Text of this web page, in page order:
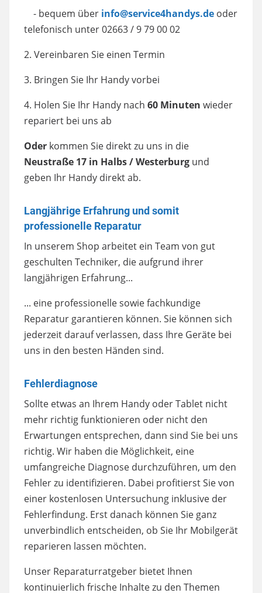
- bequem über info@service4handys.de oder
telefonisch unter 02663 / 9 79 00 02
2. Vereinbaren Sie einen Termin
3. Bringen Sie Ihr Handy vorbei
4. Holen Sie Ihr Handy nach 60 Minuten wieder
repariert bei uns ab
Oder kommen Sie direkt zu uns in die
Neustraße 17 in Halbs / Westerburg und
geben Ihr Handy direkt ab.
Langjährige Erfahrung und somit
professionelle Reparatur
In unserem Shop arbeitet ein Team von gut
geschulten Techniker, die aufgrund ihrer
langjährigen Erfahrung...
... eine professionelle sowie fachkundige
Reparatur garantieren können. Sie können sich
jederzeit darauf verlassen, dass Ihre Geräte bei
uns in den besten Händen sind.
Fehlerdiagnose
Sollte etwas an Ihrem Handy oder Tablet nicht
mehr richtig funktionieren oder nicht den
Erwartungen entsprechen, dann sind Sie bei uns
richtig. Wir haben die Möglichkeit, eine
umfangreiche Diagnose durchzuführen, um den
Fehler zu identifizieren. Dabei profitierst Sie von
einer kostenlosen Untersuchung inklusive der
Fehlerfindung. Erst danach können Sie ganz
unverbindlich entscheiden, ob Sie Ihr Mobilgerät
reparieren lassen möchten.
Unser Reparaturratgeber bietet Ihnen
kontinuierlich frische Inhalte zu den Themen